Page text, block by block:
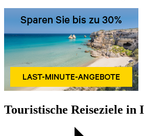
Touristische Reiseziele in